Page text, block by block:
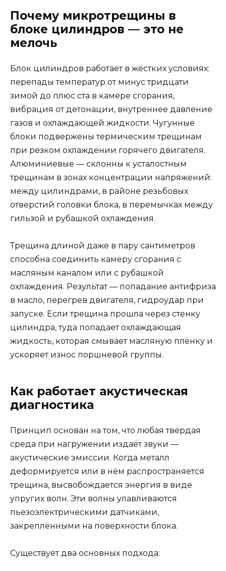
Почему микротрещины в
блоке цилиндров — это не
мелочь
Блок цилиндров работает в жёстких условиях:
перепады температур от минус тридцати
зимой до плюс ста в камере сгорания,
вибрация от детонации, внутреннее давление
газов и охлаждающей жидкости. Чугунные
блоки подвержены термическим трещинам
при резком охлаждении горячего двигателя.
Алюминиевые — склонны к усталостным
трещинам в зонах концентрации напряжений:
между цилиндрами, в районе резьбовых
отверстий головки блока, в перемычках между
гильзой и рубашкой охлаждения.
Трещина длиной даже в пару сантиметров
способна соединить камеру сгорания с
масляным каналом или с рубашкой
охлаждения. Результат — попадание антифриза
в масло, перегрев двигателя, гидроудар при
запуске. Если трещина прошла через стенку
цилиндра, туда попадает охлаждающая
жидкость, которая смывает масляную плёнку и
ускоряет износ поршневой группы.
Как работает акустическая
диагностика
Принцип основан на том, что любая твёрдая
среда при нагружении издаёт звуки —
акустические эмиссии. Когда металл
деформируется или в нём распространяется
трещина, высвобождается энергия в виде
упругих волн. Эти волны улавливаются
пьезоэлектрическими датчиками,
закреплёнными на поверхности блока.
Существует два основных подхода: